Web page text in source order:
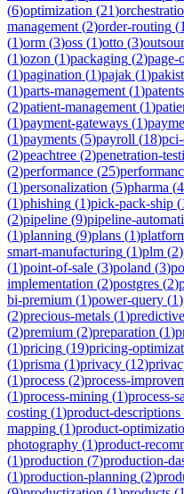
(6)optimization (21)
management (2)order-routing (1
(1)orm (3)oss (1)otto (3)
(1)ozon (1)packaging (2)page-
(1)pagination (1)pajak (1)
(1)parts-management (1)patents
(2)patient-management (1)
(1)payment-gateways (1)
(1)payments (5)payroll (18)
(2)peachtree (2)penetration-
(2)performance (25)
(1)personalization (5)pharma (4
(1)phishing (1)pick-pack-ship (
(2)pipeline (9)pipeline-
(1)planning (9)plans (1)
smart-manufacturing (1)plm (2)
(1)point-of-sale (3)poland (3)
implementation (2)postgres (2)
bi-premium (1)power-query (1)
(2)precious-metals (1)
(2)premium (2)preparation (1)
(1)pricing (19)pricing-
(1)prisma (1)privacy (12)
(1)process (2)process-
(1)process-mining (1)process-
costing (1)product-descriptions
mapping (1)product-
photography (1)product-
(1)production (7)production-
(1)production-planning (2)